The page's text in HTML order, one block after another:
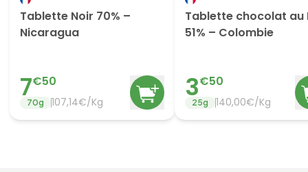
Tablette Noir 70% –
Nicaragua
7€50
70g 107,14€/Kg
Tablette chocolat au
51% – Colombie
3€50
25g 140,00€/Kg